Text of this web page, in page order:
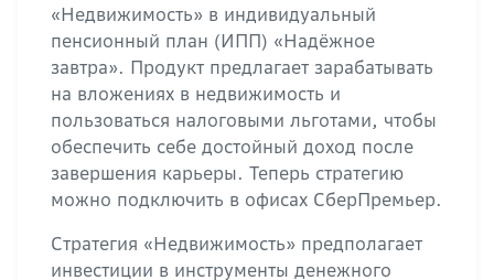
«Недвижимость» в индивидуальный
пенсионный план (ИПП) «Надёжное
завтра». Продукт предлагает зарабатывать
на вложениях в недвижимость и
пользоваться налоговыми льготами, чтобы
обеспечить себе достойный доход после
завершения карьеры. Теперь стратегию
можно подключить в офисах СберПремьер.
Стратегия «Недвижимость» предполагает
инвестиции в инструменты денежного